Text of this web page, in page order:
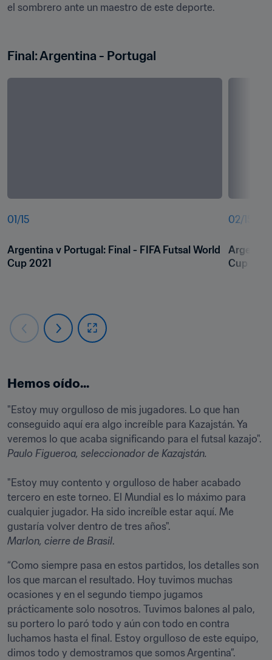
el sombrero ante un maestro de este deporte.
Final: Argentina - Portugal
01 /15
Argentina v Portugal: Final - FIFA Futsal World
Cup 2021
02/15
Cup 2021
Hemos oído...
"Estoy muy orgulloso de mis jugadores. Lo que han
conseguido aquí era algo increíble para Kazajstán. Ya
Paulo Figueroa, seleccionador de Kazajstán.
"Estoy muy contento y orgulloso de haber acabado
tercero en este torneo. El Mundial es lo máximo para
cualquier jugador. Ha sido increíble estar aquí. Me
Marlon, cierre de Brasil.
“Como siempre pasa en estos partidos, los detalles son
los que marcan el resultado. Hoy tuvimos muchas
ocasiones y en el segundo tiempo jugamos
prácticamente solo nosotros. Tuvimos balones al palo,
su portero lo paró todo y aún con todo en contra
luchamos hasta el final. Estoy orgulloso de este equipo,